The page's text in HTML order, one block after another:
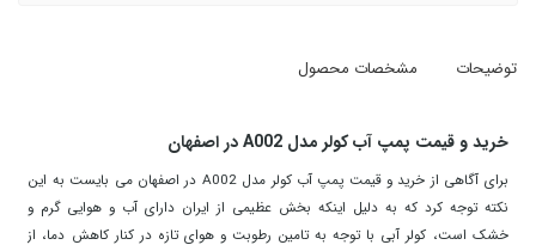
توضیحات مشخصات محصول
خرید و قیمت پمپ آب کولر مدل A002 در اصفهان
برای آگاهی از خرید و قیمت پمپ آب کولر مدل A002 در اصفهان می بایست به این
نکته توجه کرد که به دلیل اینکه بخش عظیمی از ایران دارای آب و هوایی گرم و
خشک است، کولر آبی با توجه به تامین رطوبت و هوای تازه در کنار کاهش دما، از